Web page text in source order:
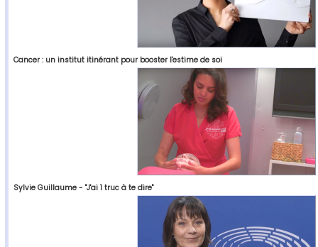
Cancer : un institut itinérant pour booster l'estime de soi
Sylvie Guillaume - "J'ai 1 truc à te dire"